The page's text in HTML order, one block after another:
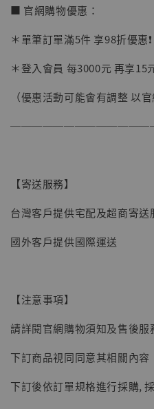
【現貨】BJSTUDIO
NT$ 4,980
NT$ 5,300
■ 官網購物優惠：
＊單筆訂單滿5件 享98折優惠❗️
＊登入會員 每3000元 再享15
（優惠活動可能會有調整 以
【寄送服務】
台灣客戶提供宅配及超商寄送
國外客戶提供國際運送
【注意事項】
請詳閱官網購物須知及售後服
下訂商品視同同意其相關內容
下訂後依訂單規格進行採購,